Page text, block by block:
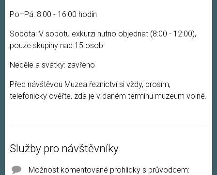
Po–Pá: 8:00 - 16:00 hodin
Sobota: V sobotu exkurzi nutno objednat (8:00 - 12:00),
pouze skupiny nad 15 osob
Neděle a svátky: zavřeno
Před návštěvou Muzea řeznictví si vždy, prosím,
telefonicky ověřte, zda je v daném termínu muzeum volné.
Služby pro návštěvníky
Možnost komentované prohlídky s průvodcem: